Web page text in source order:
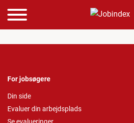
For jobsøgere
Din side
Evaluer din arbejdsplads